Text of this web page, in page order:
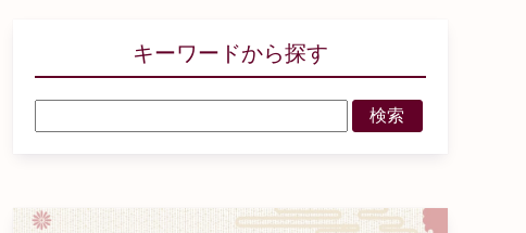
キーワードから探す
検索